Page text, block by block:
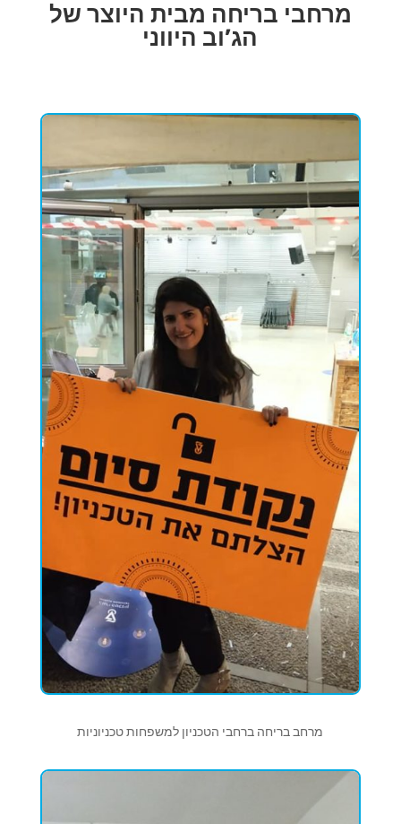
מרחבי בריחה מבית היוצר של
הג’וב היווני
מרחב בריחה ברחבי הטכניון למשפחות טכניוניות